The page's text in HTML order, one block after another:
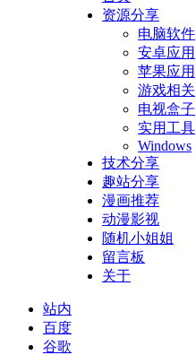
资源分享
电脑软件
安卓应用
苹果应用
游戏相关
电视盒子
实用工具
Windows
技术分享
趣站分享
漫画推荐
动漫影视
随机小姐姐
留言板
关于
站内
百度
谷歌